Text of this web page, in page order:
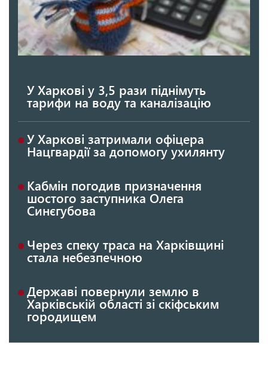
У Харкові у 3,5 рази піднімуть
тарифи на воду та каналізацію
У Харкові затримали офіцера
Нацгвардії за допомогу ухилянту
Кабмін погодив призначення
шостого заступника Олега
Синєгубова
Через спеку траса на Харківщині
стала небезпечною
Державі повернули землю в
Харківській області зі скіфським
городищем